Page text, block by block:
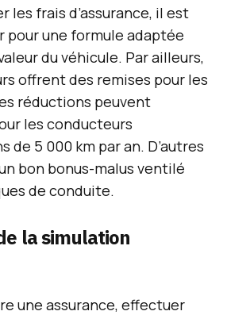
les frais d’assurance, il est
pour une formule adaptée
du véhicule. Par ailleurs,
offrent des remises pour les
réductions peuvent
les conducteurs
de 5 000 km par an. D’autres
bon bonus-malus ventilé
de conduite.
la simulation
une assurance, effectuer